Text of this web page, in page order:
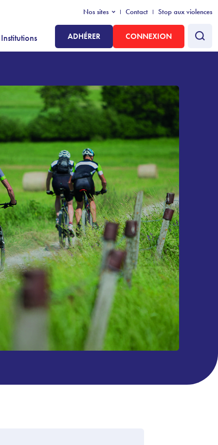
Institutions ADHÉRER CONNEXION
Nos sites Contact Stop aux violences